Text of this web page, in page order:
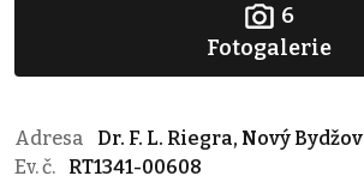
6
Fotogalerie
Adresa
Dr. F. L. Riegra, Nový Bydžov
Ev. č.
RT1341-00608